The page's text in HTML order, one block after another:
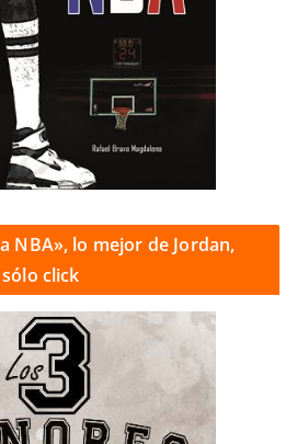
NBA», lo mejor de Jordan,
click